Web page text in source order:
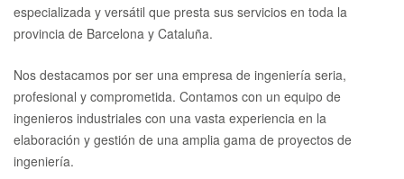
especializada y versátil que presta sus servicios en toda la
provincia de Barcelona y Cataluña.
Nos destacamos por ser una empresa de ingeniería seria,
profesional y comprometida. Contamos con un equipo de
ingenieros industriales con una vasta experiencia en la
elaboración y gestión de una amplia gama de proyectos de
ingeniería.